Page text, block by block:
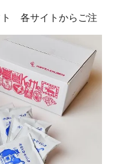
各サイトからご注